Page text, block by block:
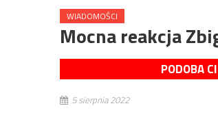
WIADOMOŚCI
Mocna reakcja
PODOBA
5 sierpnia 2022